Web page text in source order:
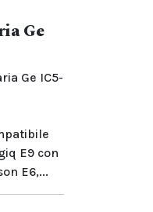
Ge
Ge IC5-
E9 con
E6,...